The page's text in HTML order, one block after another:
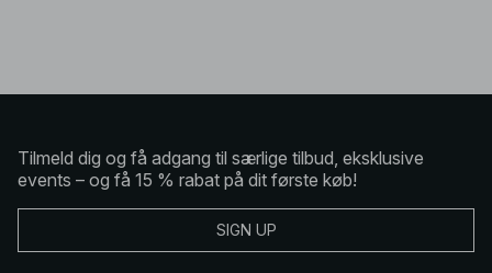
Tilmeld dig og få adgang til særlige tilbud, eksklusive
events – og få 15 % rabat på dit første køb!
SIGN UP